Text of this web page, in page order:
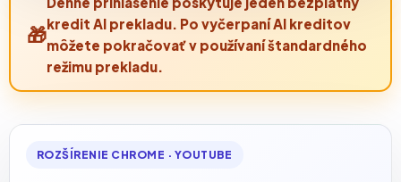
kredit AI prekladu. Po vyčerpaní AI kreditov
môžete pokračovať v používaní štandardného
režimu prekladu.
ROZŠÍRENIE CHROME · YOUTUBE